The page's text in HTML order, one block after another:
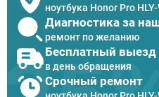
ноутбука Honor Pro
Диагностика за
ремонт по желанию
Бесплатный выезд
в день обращения
Срочный ремонт